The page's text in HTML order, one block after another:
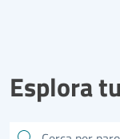
Esplora